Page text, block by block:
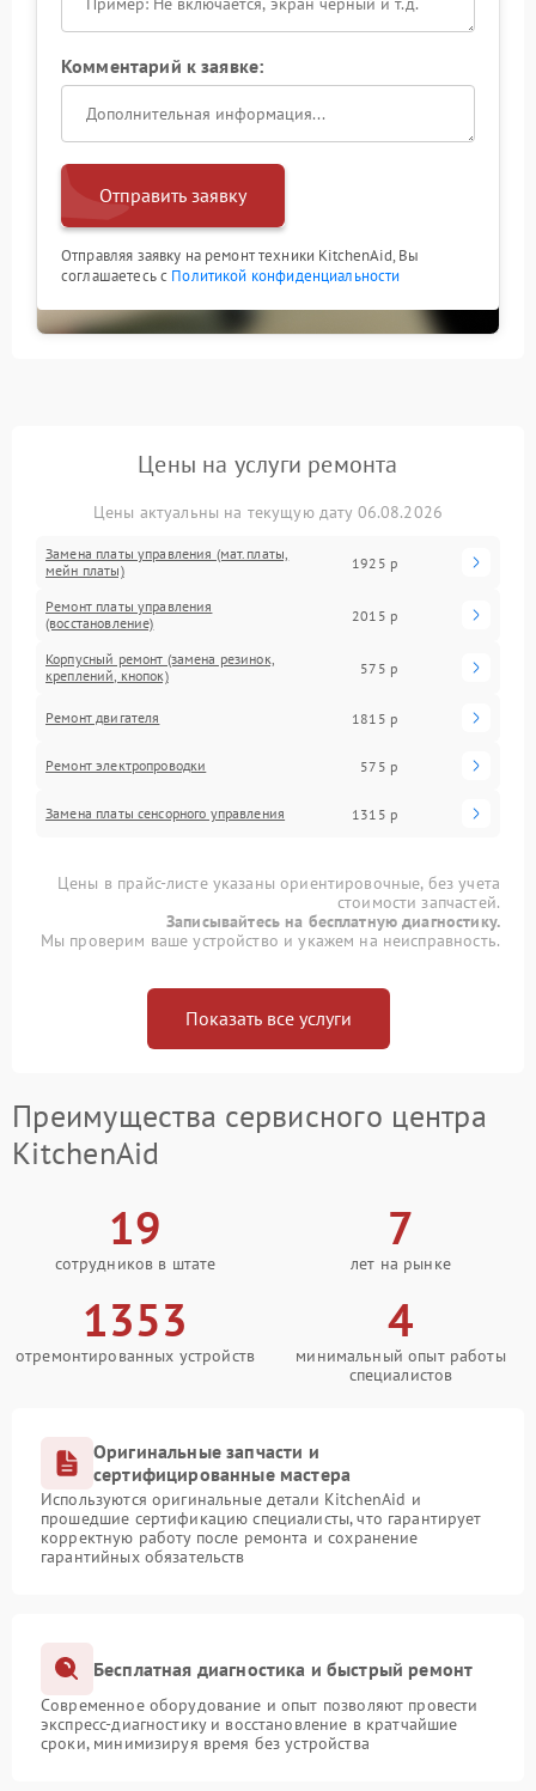
Комментарий к заявке:
Отправить заявку
Отправляя заявку на ремонт техники KitchenAid, Вы
соглашаетесь с Политикой конфиденциальности
Цены на услуги ремонта
Цены актуальны на текущую дату 06.08.2026
Замена платы управления (мат.платы,
мейн платы)
1925 р
Ремонт платы управления
(восстановление)
2015 р
Корпусный ремонт (замена резинок,
креплений, кнопок)
575 р
Ремонт двигателя 1815 р
Ремонт электропроводки 575 р
Замена платы сенсорного управления 1315 р
Цены в прайс-листе указаны ориентировочные, без учета
стоимости запчастей.
Записывайтесь на бесплатную диагностику.
Мы проверим ваше устройство и укажем на неисправность.
Показать все услуги
Преимущества сервисного центра
KitchenAid
19
сотрудников в штате
7
лет на рынке
1353
отремонтированных устройств
4
минимальный опыт работы
специалистов
Оригинальные запчасти и
сертифицированные мастера
Используются оригинальные детали KitchenAid и
прошедшие сертификацию специалисты, что гарантирует
корректную работу после ремонта и сохранение
гарантийных обязательств
Бесплатная диагностика и быстрый ремонт
Современное оборудование и опыт позволяют провести
экспресс-диагностику и восстановление в кратчайшие
сроки, минимизируя время без устройства